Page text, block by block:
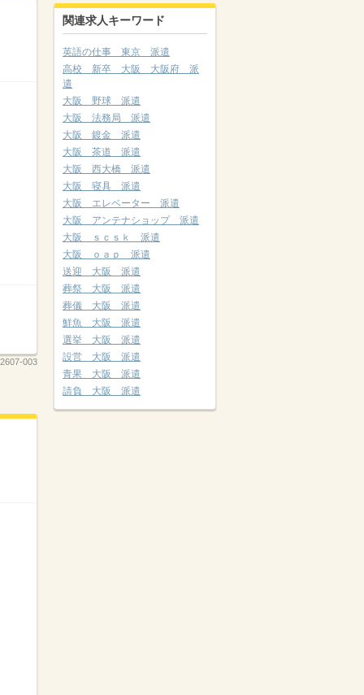
2607-003
関連求人キーワード
英語の仕事 東京 派遣
高校 新卒 大阪 大阪府 派
遣
大阪 野球 派遣
大阪 法務局 派遣
大阪 鍍金 派遣
大阪 茶道 派遣
大阪 西大橋 派遣
大阪 寝具 派遣
大阪 エレベーター 派遣
大阪 アンテナショップ 派遣
大阪 ｓｃｓｋ 派遣
大阪 ｏａｐ 派遣
送迎 大阪 派遣
葬祭 大阪 派遣
葬儀 大阪 派遣
鮮魚 大阪 派遣
選挙 大阪 派遣
設営 大阪 派遣
青果 大阪 派遣
請負 大阪 派遣